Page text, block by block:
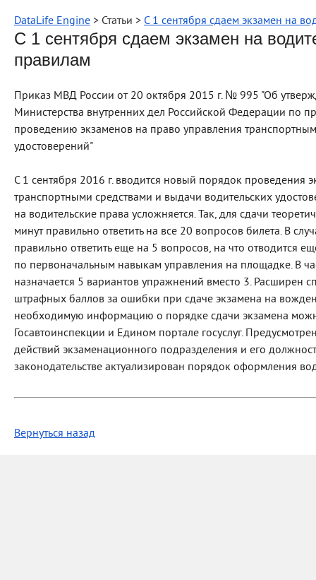
DataLife Engine > Статьи > С 1 сентября сдаем экзамен на
С 1 сентября сдаем экзамен на
правилам
Приказ МВД России от 20 октября 2015 г. № 995 "Об
Министерства внутренних дел Российской Федерации по
проведению экзаменов на право управления
удостоверений"
С 1 сентября 2016 г. вводится новый порядок проведения
транспортными средствами и выдачи водительских
на водительские права усложняется. Так, для сдачи
минут правильно ответить на все 20 вопросов билета. В
правильно ответить еще на 5 вопросов, на что отводится
по первоначальным навыкам управления на площадке. В
назначается 5 вариантов упражнений вместо 3. Расширен
штрафных баллов за ошибки при сдаче экзамена на
необходимую информацию о порядке сдачи экзамена
Госавтоинспекции и Едином портале госуслуг.
действий экзаменационного подразделения и его
законодательстве актуализирован порядок оформления
Вернуться назад